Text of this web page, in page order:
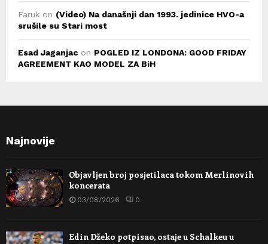
Faruk on (Video) Na današnji dan 1993. jedinice HVO-a
srušile su Stari most
Esad Jaganjac on POGLED IZ LONDONA: GOOD FRIDAY
AGREEMENT KAO MODEL ZA BiH
Najnovije
Objavljen broj posjetilaca tokom Merlinovih
koncerata
03/08/2026 0
Edin Džeko potpisao, ostaje u Schalkeu u